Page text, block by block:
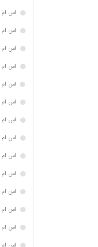
اس ام
اس ام
اس ام
اس ام
اس ام
اس
اس ام
اس ام
اس ام
اس ام
اس
اس ام
اس ام
اس ام